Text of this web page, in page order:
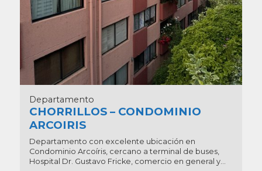
Departamento
CHORRILLOS – CONDOMINIO
ARCOIRIS
Departamento con excelente ubicación en
Condominio Arcoíris, cercano a terminal de buses,
Hospital Dr. Gustavo Fricke, comercio en general y...